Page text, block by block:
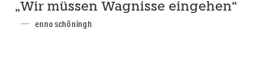
„Wir müssen Wagnisse eingehen“
enno schöningh